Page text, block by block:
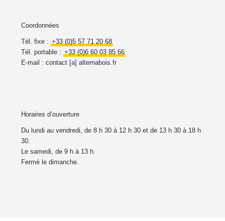
Coordonnées
Tél. fixe : +33 (0)5 57 71 20 68
Tél. portable : +33 (0)6 60 03 85 66
E-mail : contact [a] alternabois.fr
Horaires d’ouverture
Du lundi au vendredi, de 8 h 30 à 12 h 30 et de 13 h 30 à 18 h
30.
Le samedi, de 9 h à 13 h.
Fermé le dimanche.